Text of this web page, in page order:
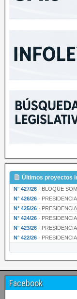
Últimos proyectos
N° 427/26 · BLOQUE SOMOS
N° 426/26 · PRESIDENCIA
N° 425/26 · PRESIDENCIA
N° 424/26 · PRESIDENCIA
N° 423/26 · PRESIDENCIA
N° 422/26 · PRESIDENCIA
Facebook